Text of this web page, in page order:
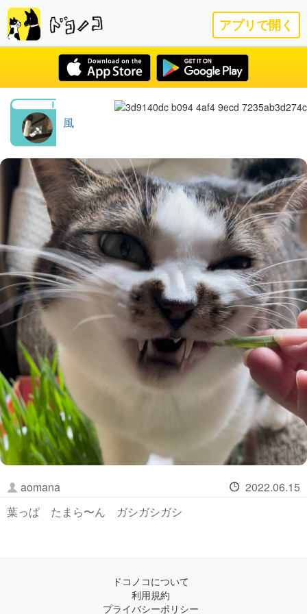
アプリで開く
風
aomana
2022.06.15
葉っぱ たまら〜ん ガシガシガシ
ドコノコについて
利用規約
プライバシーポリシー